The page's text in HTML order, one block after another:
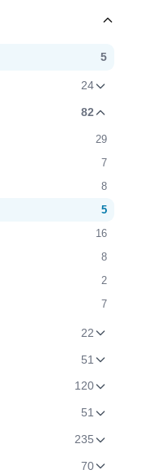
5
24
82
29
7
8
5
16
8
2
7
22
51
120
51
235
70